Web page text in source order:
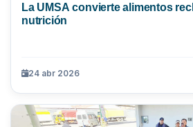
La UMSA convierte alimentos
nutrición
24 abr 2026